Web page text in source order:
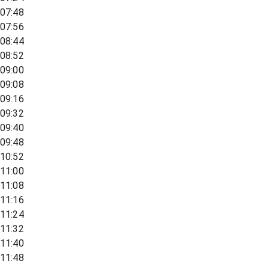
07:48
07:56
08:44
08:52
09:00
09:08
09:16
09:32
09:40
09:48
10:52
11:00
11:08
11:16
11:24
11:32
11:40
11:48